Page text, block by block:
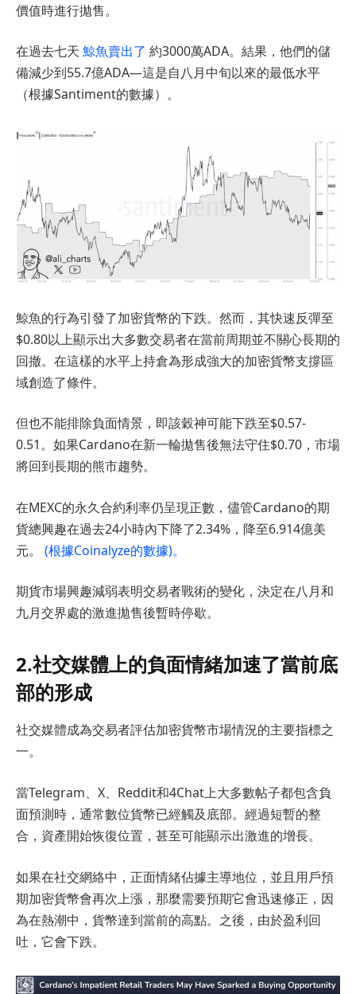
價值時進行拋售。
在過去七天 鯨魚賣出了 約3000萬ADA。結果，他們的儲
備減少到55.7億ADA—這是自八月中旬以來的最低水平
（根據Santiment的數據）。
鯨魚的行為引發了加密貨幣的下跌。然而，其快速反彈至
$0.80以上顯示出大多數交易者在當前周期並不關心長期的
回撤。在這樣的水平上持倉為形成強大的加密貨幣支撐區
域創造了條件。
但也不能排除負面情景，即該穀神可能下跌至$0.57-
0.51。如果Cardano在新一輪拋售後無法守住$0.70，市場
將回到長期的熊市趨勢。
在MEXC的永久合約利率仍呈現正數，儘管Cardano的期
貨總興趣在過去24小時內下降了2.34%，降至6.914億美
元。 (根據Coinalyze的數據)。
期貨市場興趣減弱表明交易者戰術的變化，決定在八月和
九月交界處的激進拋售後暫時停歇。
2.社交媒體上的負面情緒加速了當前底
部的形成
社交媒體成為交易者評估加密貨幣市場情況的主要指標之
一。
當Telegram、X、Reddit和4Chat上大多數帖子都包含負
面預測時，通常數位貨幣已經觸及底部。經過短暫的整
合，資產開始恢復位置，甚至可能顯示出激進的增長。
如果在社交網絡中，正面情緒佔據主導地位，並且用戶預
期加密貨幣會再次上漲，那麼需要預期它會迅速修正，因
為在熱潮中，貨幣達到當前的高點。之後，由於盈利回
吐，它會下跌。